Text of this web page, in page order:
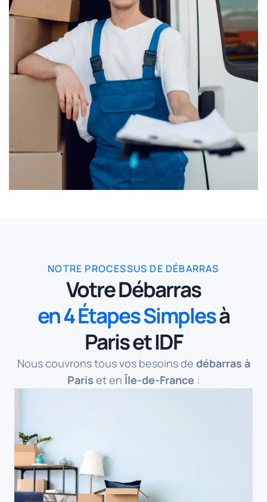
NOTRE PROCESSUS DE DÉBARRAS
Votre Débarras
en 4 Étapes Simplesà
Paris et IDF
Nous couvrons tous vos besoins de débarras à
Paris et enÎle-de-France :